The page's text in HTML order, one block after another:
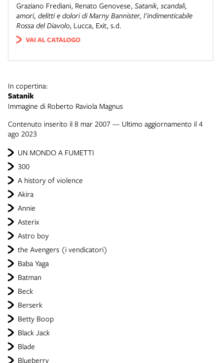
UN MONDO A FUMETTI
300
A history of violence
Akira
Annie
Asterix
Astro boy
the Avengers (i vendicatori)
Baba Yaga
Batman
Beck
Berserk
Betty Boop
Black Jack
Blade
Blueberry
Graziano Frediani, Renato Genovese, Satanik, scandali,
amori, delitti e dolori di Marny Bannister, l'indimenticabile
Rossa del Diavolo, Lucca, Exit, s.d.
VAI AL CATALOGO
In copertina:
Satanik
Immagine di Roberto Raviola Magnus
Contenuto inserito il 8 mar 2007 — Ultimo aggiornamento il 4
ago 2023